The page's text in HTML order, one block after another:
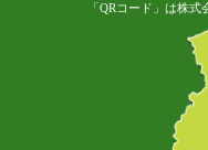
「QRコード」は株